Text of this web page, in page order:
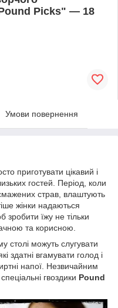
Picks" — 18
Умови повернення
приготувати цікавий і
гостей. Період, коли
страв, влаштують
жінки надаються
їжу не тільки
та корисною.
столі можуть слугувати
здатні вгамувати голод і
напої. Незвичайним
гвоздики Pound